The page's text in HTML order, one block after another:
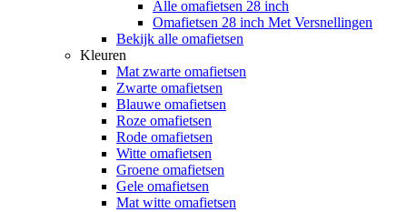
Alle omafietsen 28 inch
Omafietsen 28 inch Met Versnellingen
Bekijk alle omafietsen
Kleuren
Mat zwarte omafietsen
Zwarte omafietsen
Blauwe omafietsen
Roze omafietsen
Rode omafietsen
Witte omafietsen
Groene omafietsen
Gele omafietsen
Mat witte omafietsen